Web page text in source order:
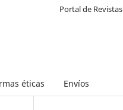
éticas Envíos
Portal de Revistas